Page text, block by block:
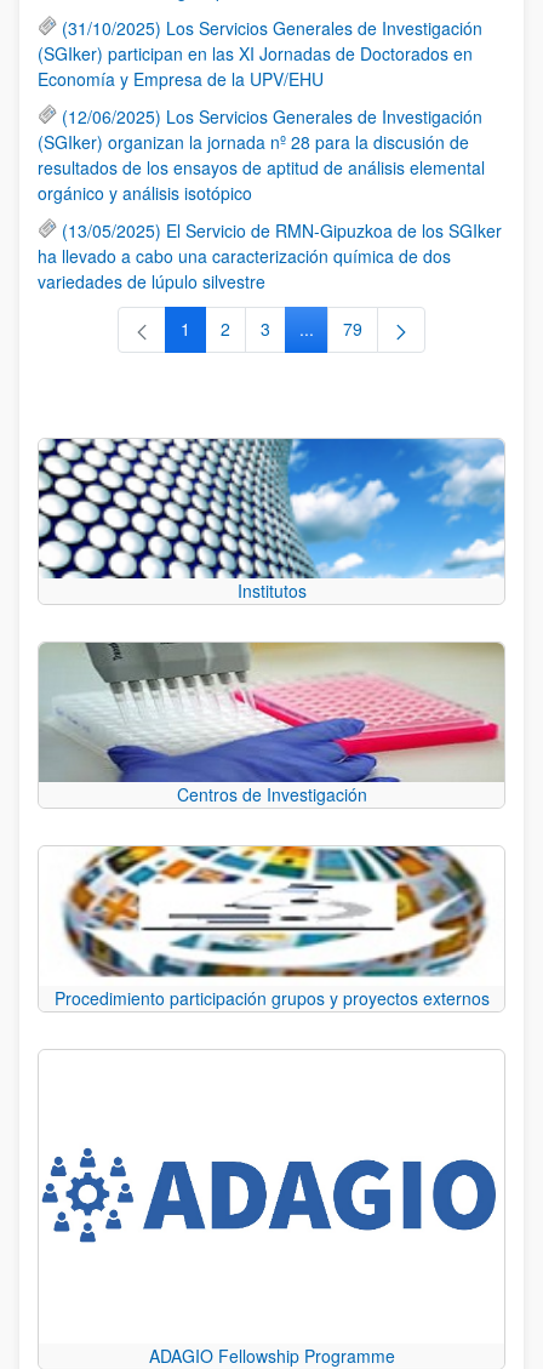
(31/10/2025) Los Servicios Generales de Investigación
(SGIker) participan en las XI Jornadas de Doctorados en
Economía y Empresa de la UPV/EHU
(12/06/2025) Los Servicios Generales de Investigación
(SGIker) organizan la jornada nº 28 para la discusión de
resultados de los ensayos de aptitud de análisis elemental
orgánico y análisis isotópico
(13/05/2025) El Servicio de RMN-Gipuzkoa de los SGIker
ha llevado a cabo una caracterización química de dos
variedades de lúpulo silvestre
Página
1 Página
2 Página
3 ...Páginas intermedias Use TAB
Página
79
Institutos
Centros de Investigación
Procedimiento participación grupos y proyectos externos
ADAGIO Fellowship Programme